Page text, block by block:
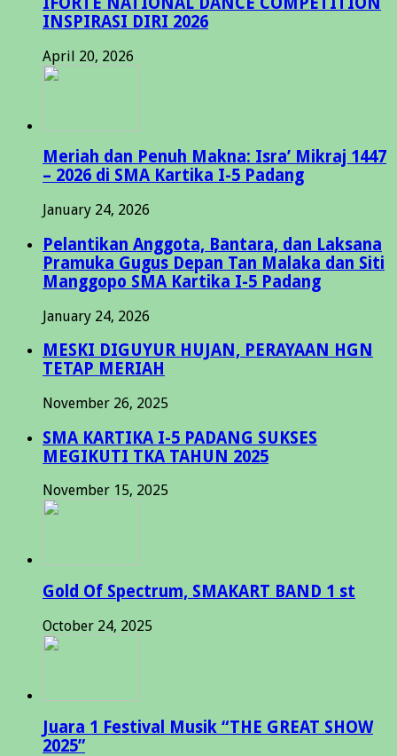
INSPIRASI DIRI 2026
April 20, 2026
Meriah dan Penuh Makna: Isra’ Mikraj 1447
– 2026 di SMA Kartika I-5 Padang
January 24, 2026
Pelantikan Anggota, Bantara, dan Laksana
Pramuka Gugus Depan Tan Malaka dan Siti
Manggopo SMA Kartika I-5 Padang
January 24, 2026
MESKI DIGUYUR HUJAN, PERAYAAN HGN
TETAP MERIAH
November 26, 2025
SMA KARTIKA I-5 PADANG SUKSES
MEGIKUTI TKA TAHUN 2025
November 15, 2025
Gold Of Spectrum, SMAKART BAND 1 st
October 24, 2025
Juara 1 Festival Musik “THE GREAT SHOW
2025”